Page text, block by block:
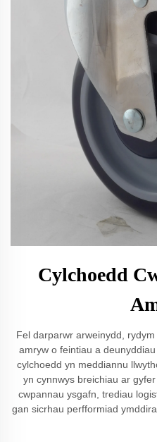
Cylchoedd
Fel darparwr arweinydd,
amryw o feintiau a
cylchoedd yn meddiannu
yn cynnwys breichiau ar
cwpannau ysgafn, trediau
gan sicrhau perfformiad